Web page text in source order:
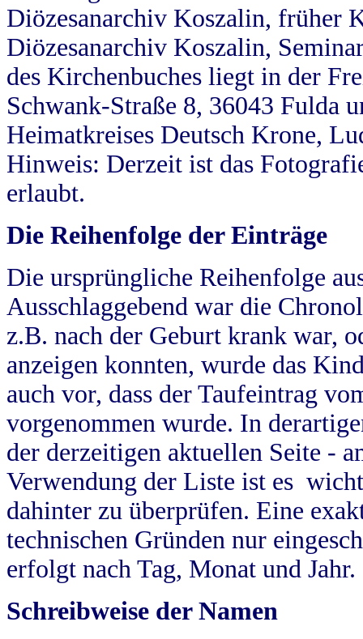
Diözesanarchiv Koszalin, früher
Diözesanarchiv Koszalin,
des Kirchenbuches liegt in der
Schwank-Straße 8, 36043 Fulda
Heimatkreises Deutsch Krone,
Hinweis: Derzeit ist das
erlaubt.
Die Reihenfolge der Einträge
Die ursprüngliche Reihenfolge
Ausschlaggebend war die
z.B. nach der Geburt krank war,
anzeigen konnten, wurde das
auch vor, dass der Taufeintrag
vorgenommen wurde. In
der derzeitigen aktuellen Seite -
Verwendung der Liste ist es
dahinter zu überprüfen. Eine
technischen Gründen nur
erfolgt nach Tag, Monat und Jahr.
Schreibweise der Namen